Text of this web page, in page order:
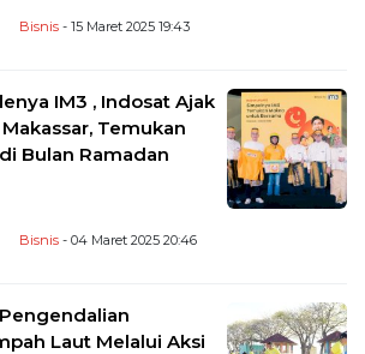
Bisnis - 15 Maret 2025 19:43
IM3 , Indosat Ajak
Temukan
Bulan Ramadan
Bisnis - 04 Maret 2025 20:46
Laut Melalui Aksi